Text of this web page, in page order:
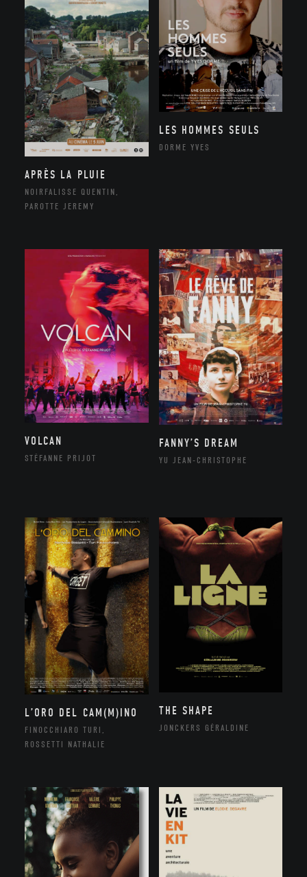
APRÈS LA PLUIE
NOIRFALISSE QUENTIN,
PAROTTE JEREMY
LES HOMMES SEULS
DORME YVES
VOLCAN
STÉFANNE PRIJOT
FANNY’S DREAM
YU JEAN-CHRISTOPHE
L’ORO DEL CAM(M)INO
FINOCCHIARO TURI,
ROSSETTI NATHALIE
THE SHAPE
JONCKERS GÉRALDINE